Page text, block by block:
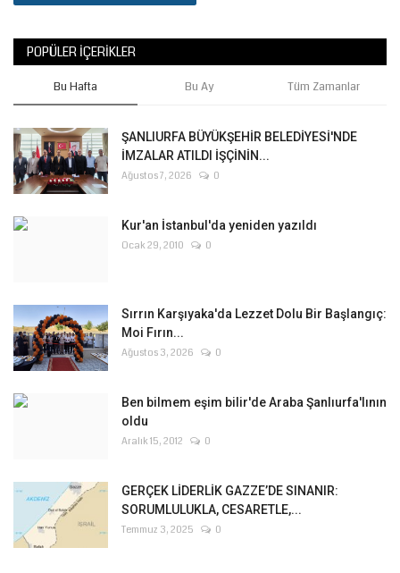
POPÜLER İÇERIKLER
Bu Hafta Bu Ay Tüm Zamanlar
ŞANLIURFA BÜYÜKŞEHİR BELEDİYESİ'NDE
İMZALAR ATILDI İŞÇİNİN...
Ağustos 7, 2026 0
Kur'an İstanbul'da yeniden yazıldı
Ocak 29, 2010 0
Sırrın Karşıyaka'da Lezzet Dolu Bir Başlangıç:
Moi Fırın...
Ağustos 3, 2026 0
Ben bilmem eşim bilir'de Araba Şanlıurfa'lının
oldu
Aralık 15, 2012 0
GERÇEK LİDERLİK GAZZE’DE SINANIR:
SORUMLULUKLA, CESARETLE,...
Temmuz 3, 2025 0